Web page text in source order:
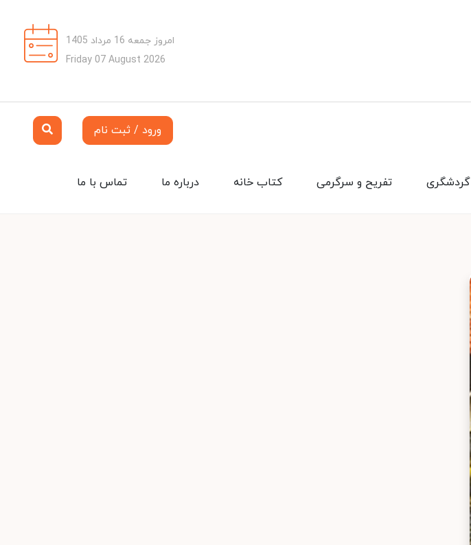
امروز جمعه 16 مرداد 1405
Friday 07 August 2026
ورود / ثبت نام
تماس با ما درباره ما کتاب خانه تفریح و سرگرمی گردشگری